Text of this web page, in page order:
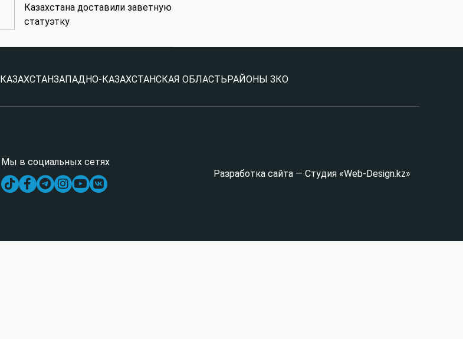
Казахстана доставили заветную
статуэтку
КАЗАХСТАНЗАПАДНО-КАЗАХСТАНСКАЯ ОБЛАСТЬ РАЙОНЫ ЗКО
Мы в социальных сетях
Разработка сайта — Студия «Web-Design.kz»